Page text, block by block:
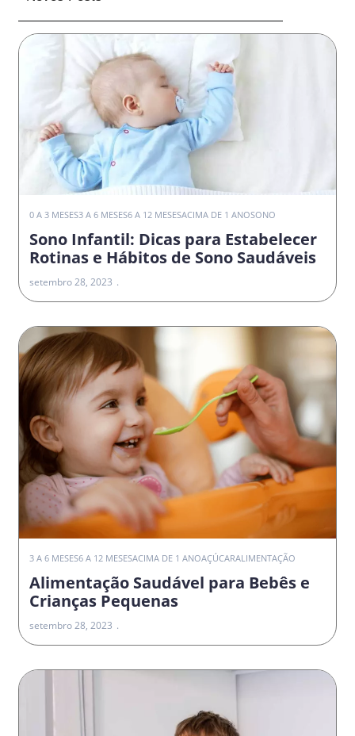
0 A 3 MESES3 A 6 MESES6 A 12 MESESACIMA DE 1 ANOSONO
Sono Infantil: Dicas para Estabelecer
Rotinas e Hábitos de Sono Saudáveis
setembro 28, 2023
3 A 6 MESES6 A 12 MESESACIMA DE 1 ANOAÇÚCARALIMENTAÇÃO
Alimentação Saudável para Bebês e
Crianças Pequenas
setembro 28, 2023